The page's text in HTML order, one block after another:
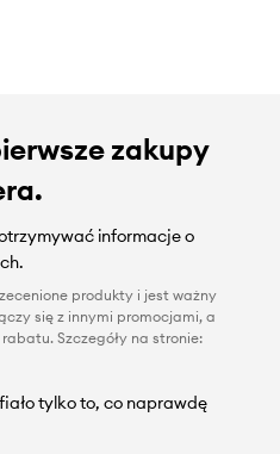
zakupy
informacje o
produkty i jest ważny
się z innymi promocjami, a
Szczegóły na stronie:
tylko to, co naprawdę